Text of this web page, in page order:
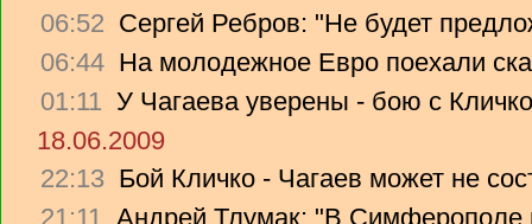
06:52 Сергей Ребров: "Не будет
06:44 На молодежное Евро поехали
01:11 У Чагаева уверены - бою с
18.06.2009
22:13 Бой Кличко - Чагаев может не
21:11 Андрей Тлумак: "В Симферополе